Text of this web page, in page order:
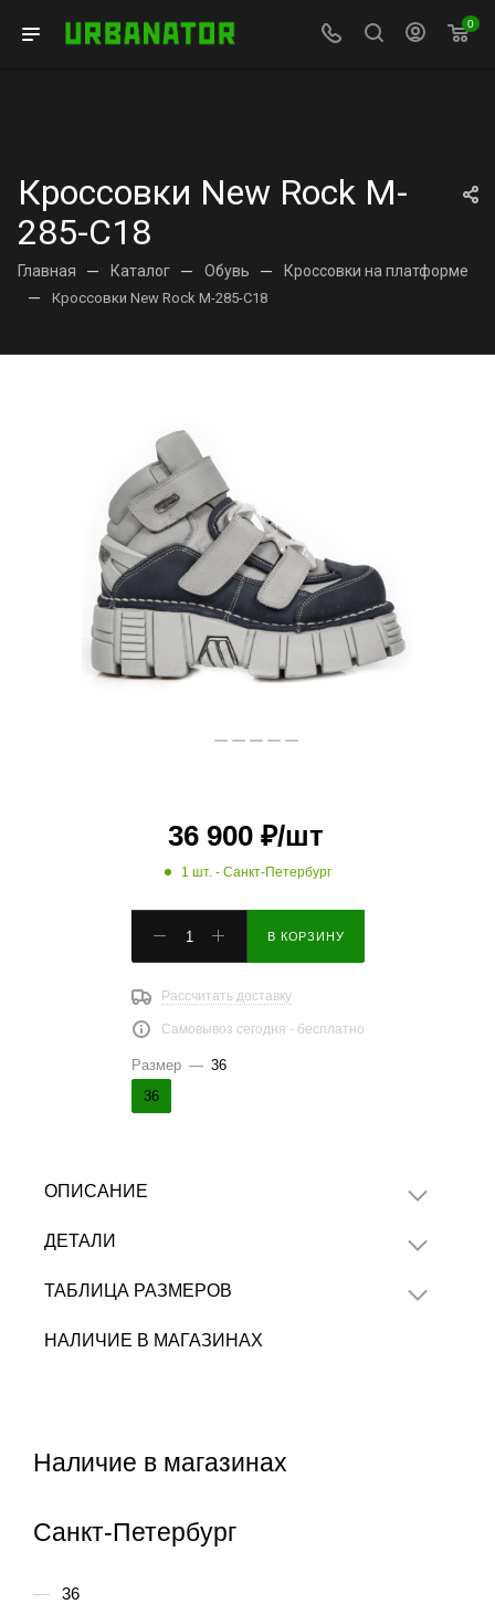
0
Кроссовки New Rock M-
285-C18
Главная — Каталог — Обувь — Кроссовки на платформе
— Кроссовки New Rock M-285-C18
36 900₽/шт
1 шт. - Санкт-Петербург
В КОРЗИНУ
Рассчитать доставку
Самовывоз сегодня - бесплатно
Размер — 36
36
ОПИСАНИЕ
ДЕТАЛИ
ТАБЛИЦА РАЗМЕРОВ
НАЛИЧИЕ В МАГАЗИНАХ
Наличие в магазинах
Санкт-Петербург
36